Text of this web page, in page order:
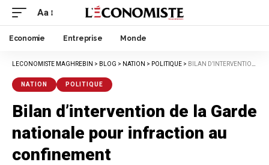
Aa
Economie Entreprise Monde
LECONOMISTE MAGHREBIN > BLOG > NATION > POLITIQUE > BILAN D’INTERVENTION DE LA GARDE NATIONALE POUR INFRACTION AU CONFINEMENT
NATION POLITIQUE
Bilan d’intervention de la Garde
nationale pour infraction au
confinement